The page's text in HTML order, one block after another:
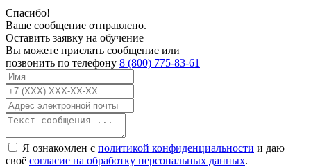
Спасибо!
Ваше сообщение отправлено.
Оставить заявку на обучение
Вы можете прислать сообщение или
позвонить по телефону 8 (800) 775-83-61
Я ознакомлен с политикой конфиденциальности и даю
своё согласие на обработку персональных данных.